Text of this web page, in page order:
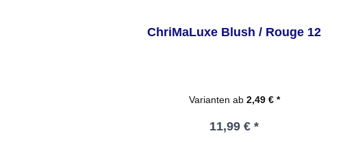
ChriMaLuxe Blush / Rouge 12
Varianten ab2,49 € *
Regulärer Preis:
11,99 € *